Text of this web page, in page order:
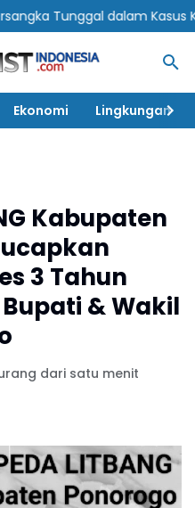
dalam Kasus Korupsi
Ekonomi Lingkungan
Kabupaten
3 Tahun
& Wakil
dari satu menit